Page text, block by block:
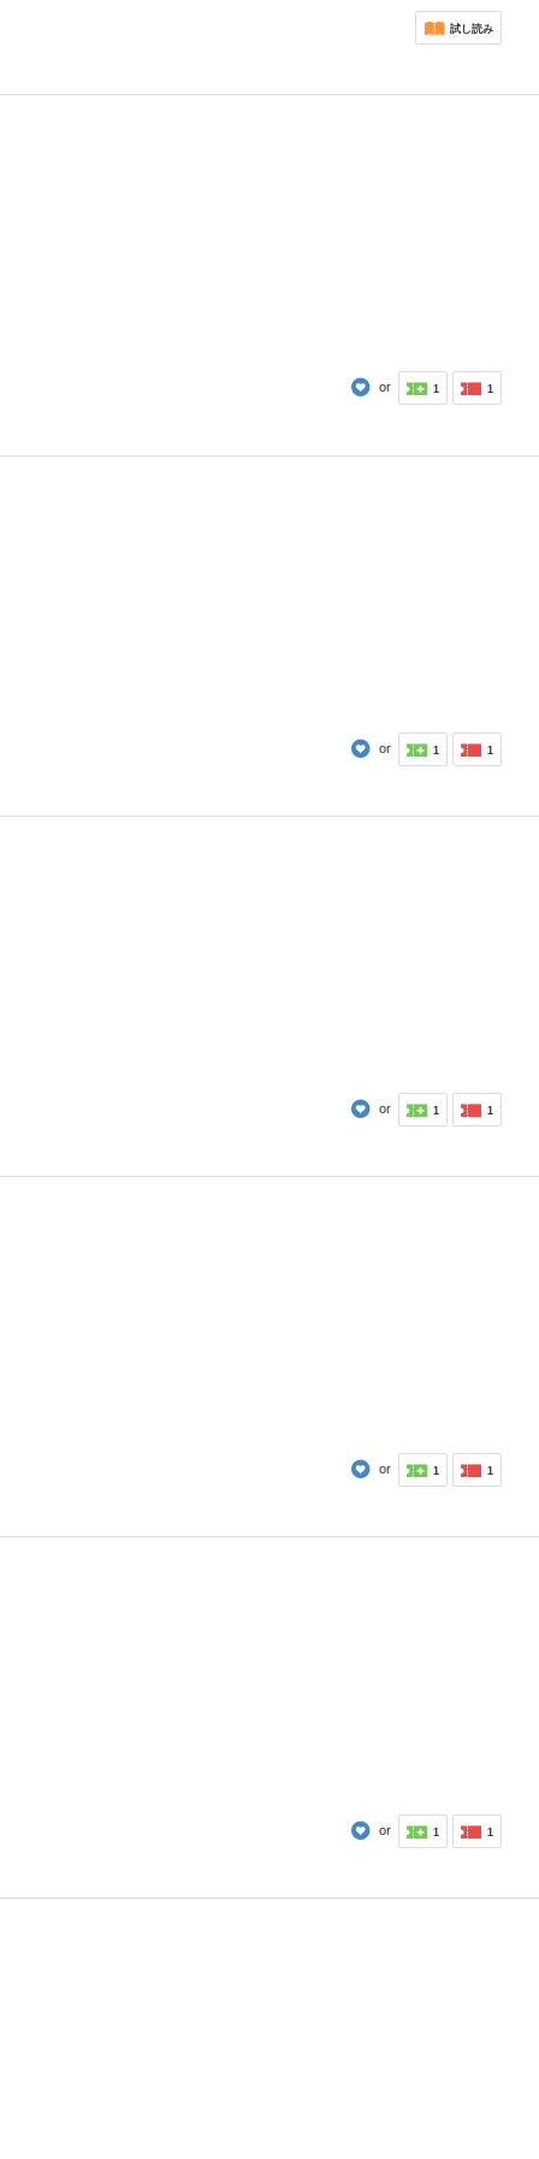
試し読み
or 1 1
or 1 1
or 1 1
or 1 1
or 1 1